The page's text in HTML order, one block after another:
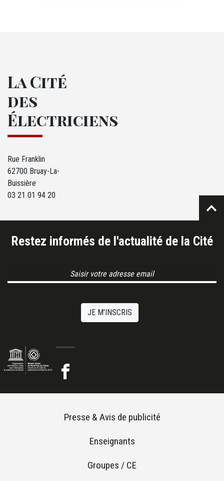
La Cité
des
Électriciens
Rue Franklin
62700 Bruay-La-
Buissière
03 21 01 94 20
Restez informés de l'actualité de la Cité
JE M'INSCRIS
Footer menu
Presse & Avis de publicité
Enseignants
Groupes / CE